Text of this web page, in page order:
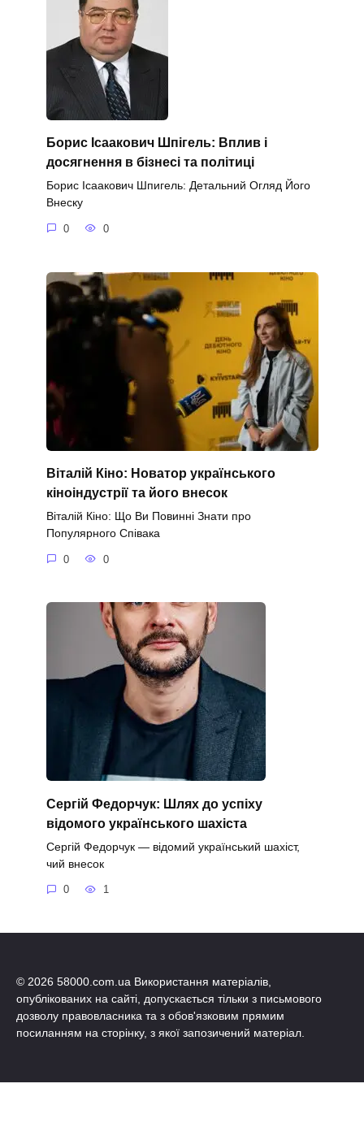
Борис Ісаакович Шпігель: Вплив і
досягнення в бізнесі та політиці
Борис Ісаакович Шпигель: Детальний Огляд Його
Внеску
0 0
Віталій Кіно: Новатор українського
кіноіндустрії та його внесок
Віталій Кіно: Що Ви Повинні Знати про
Популярного Співака
0 0
Сергій Федорчук: Шлях до успіху
відомого українського шахіста
Сергій Федорчук — відомий український шахіст,
чий внесок
0 1
© 2026 58000.com.ua Використання матеріалів,
опублікованих на сайті, допускається тільки з письмового
дозволу правовласника та з обов'язковим прямим
посиланням на сторінку, з якої запозичений матеріал.